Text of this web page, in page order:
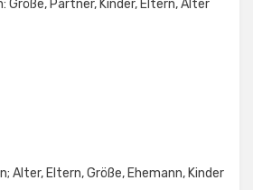
Größe, Partner, Kinder, Eltern, Alter
Alter, Eltern, Größe, Ehemann, Kinder